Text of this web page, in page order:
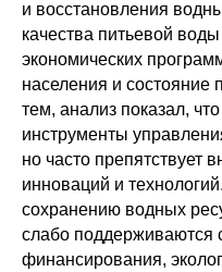
и восстановления
качества питьевой
экономических
населения и состояние
тем, анализ показал,
инструменты
но часто препятствует
инноваций и
сохранению водных
слабо поддерживаются
финансирования,